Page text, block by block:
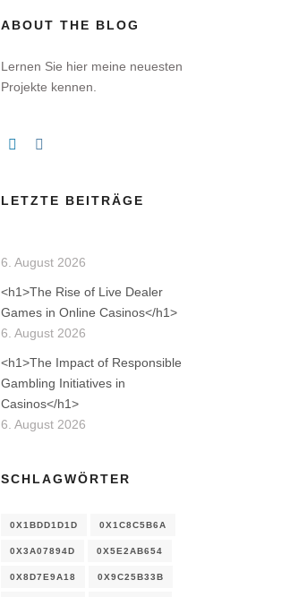
ABOUT THE BLOG
Lernen Sie hier meine neuesten
Projekte kennen.
LETZTE BEITRÄGE
6. August 2026
<h1>The Rise of Live Dealer
Games in Online Casinos</h1>
6. August 2026
<h1>The Impact of Responsible
Gambling Initiatives in
Casinos</h1>
6. August 2026
SCHLAGWÖRTER
0X1BDD1D1D 0X1C8C5B6A
0X3A07894D 0X5E2AB654
0X8D7E9A18 0X9C25B33B